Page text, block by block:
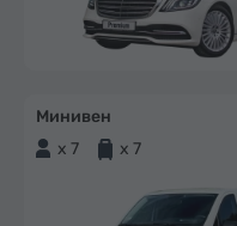
Минивен
x 7
x 7